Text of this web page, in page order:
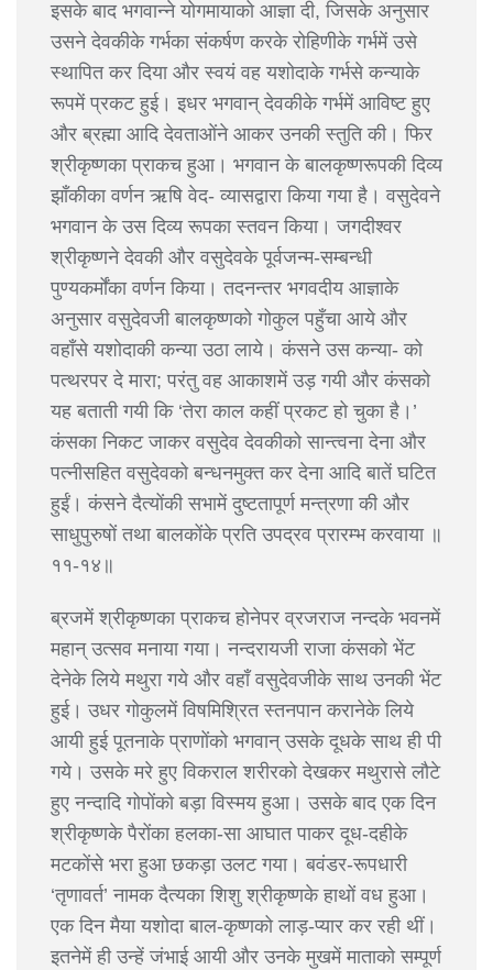
इसके बाद भगवान्ने योगमायाको आज्ञा दी, जिसके अनुसार
उसने देवकीके गर्भका संकर्षण करके रोहिणीके गर्भमें उसे
स्थापित कर दिया और स्वयं वह यशोदाके गर्भसे कन्याके
रूपमें प्रकट हुई। इधर भगवान् देवकीके गर्भमें आविष्ट हुए
और ब्रह्मा आदि देवताओंने आकर उनकी स्तुति की। फिर
श्रीकृष्णका प्राकच हुआ। भगवान के बालकृष्णरूपकी दिव्य
झाँकीका वर्णन ऋषि वेद- व्यासद्वारा किया गया है। वसुदेवने
भगवान के उस दिव्य रूपका स्तवन किया। जगदीश्वर
श्रीकृष्णने देवकी और वसुदेवके पूर्वजन्म-सम्बन्धी
पुण्यकर्मोंका वर्णन किया। तदनन्तर भगवदीय आज्ञाके
अनुसार वसुदेवजी बालकृष्णको गोकुल पहुँचा आये और
वहाँसे यशोदाकी कन्या उठा लाये। कंसने उस कन्या- को
पत्थरपर दे मारा; परंतु वह आकाशमें उड़ गयी और कंसको
यह बताती गयी कि ‘तेरा काल कहीं प्रकट हो चुका है।’
कंसका निकट जाकर वसुदेव देवकीको सान्त्वना देना और
पत्नीसहित वसुदेवको बन्धनमुक्त कर देना आदि बातें घटित
हुईं। कंसने दैत्योंकी सभामें दुष्टतापूर्ण मन्त्रणा की और
साधुपुरुषों तथा बालकोंके प्रति उपद्रव प्रारम्भ करवाया ॥
११-१४॥
ब्रजमें श्रीकृष्णका प्राकच होनेपर व्रजराज नन्दके भवनमें
महान् उत्सव मनाया गया। नन्दरायजी राजा कंसको भेंट
देनेके लिये मथुरा गये और वहाँ वसुदेवजीके साथ उनकी भेंट
हुई। उधर गोकुलमें विषमिश्रित स्तनपान करानेके लिये
आयी हुई पूतनाके प्राणोंको भगवान् उसके दूधके साथ ही पी
गये। उसके मरे हुए विकराल शरीरको देखकर मथुरासे लौटे
हुए नन्दादि गोपोंको बड़ा विस्मय हुआ। उसके बाद एक दिन
श्रीकृष्णके पैरोंका हलका-सा आघात पाकर दूध-दहीके
मटकोंसे भरा हुआ छकड़ा उलट गया। बवंडर-रूपधारी
‘तृणावर्त’ नामक दैत्यका शिशु श्रीकृष्णके हाथों वध हुआ।
एक दिन मैया यशोदा बाल-कृष्णको लाड़-प्यार कर रही थीं।
इतनेमें ही उन्हें जंभाई आयी और उनके मुखमें माताको सम्पूर्ण